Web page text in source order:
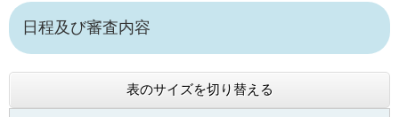
日程及び審査内容
表のサイズを切り替える